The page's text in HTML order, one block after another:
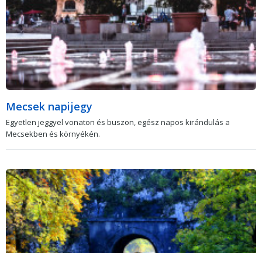
Mecsek napijegy
Egyetlen jeggyel vonaton és buszon, egész napos kirándulás a
Mecsekben és környékén.